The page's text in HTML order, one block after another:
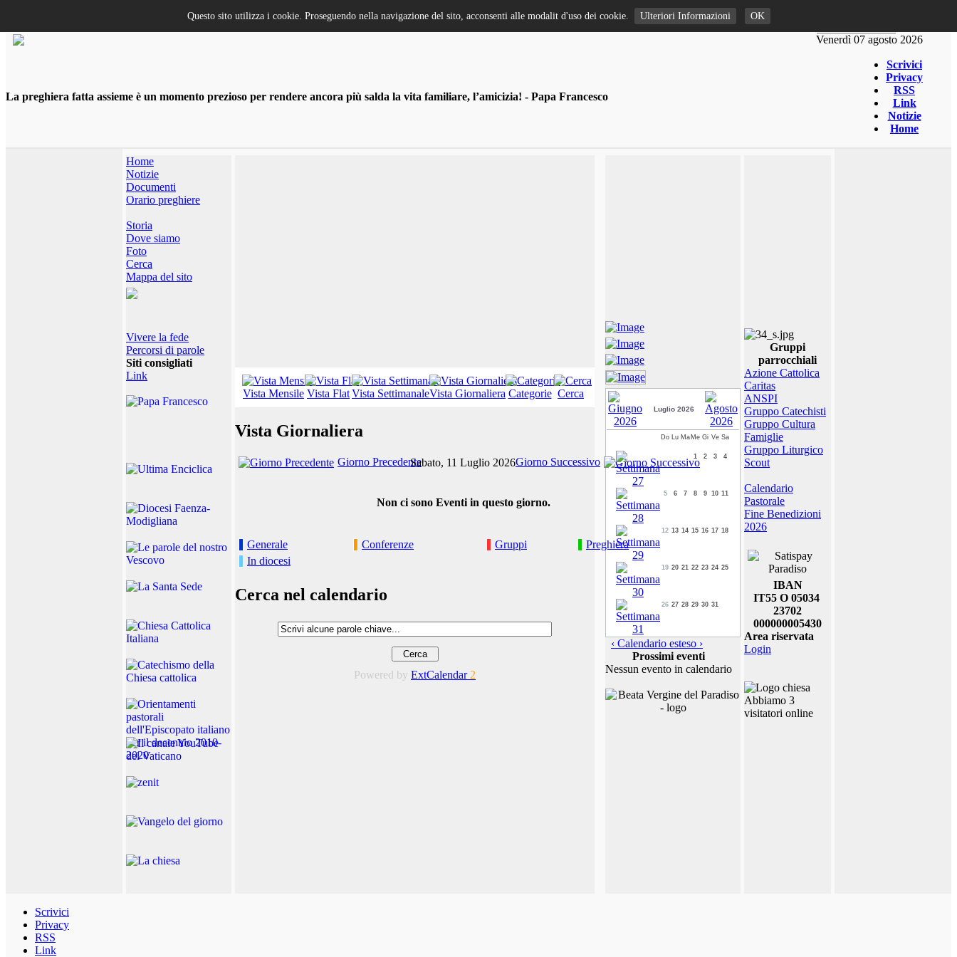
Venerdì 07 agosto 2026
La preghiera fatta assieme è un momento prezioso per rendere ancora più salda la vita familiare, l’amicizia! - Papa Francesco
Scrivici
Privacy
RSS
Link
Notizie
Home
Home
Notizie
Documenti
Orario preghiere
Storia
Dove siamo
Foto
Cerca
Mappa del sito
Vivere la fede
Percorsi di parole
Siti consigliati
Link
Vista Mensile Vista FlatVista SettimanaleVista Giornaliera Categorie Cerca
Vista Giornaliera
Giorno PrecedenteSabato, 11 Luglio 2026Giorno Successivo
Non ci sono Eventi in questo giorno.
Generale Conferenze Gruppi
Preghiera
In diocesi
Cerca nel calendario
Powered by ExtCalendar 2
Luglio 2026
Do Lu Ma Me Gi Ve Sa
1 2 3 4
5 6 7 8 9 10 11
12 13 14 15 16 17 18
19 20 21 22 23 24 25
26 27 28 29 30 31
‹ Calendario esteso ›
Prossimi eventi
Nessun evento in calendario
Gruppi
parrocchiali
Azione Cattolica
Caritas
ANSPI
Gruppo Catechisti
Gruppo Cultura
Famiglie
Gruppo Liturgico
Scout
Calendario
Pastorale
Fine Benedizioni
2026
IBAN
IT55 O 05034
23702
000000005430
Area riservata
Login
Abbiamo 3
visitatori online
Scrivici
Privacy
RSS
Link
Questo sito utilizza i cookie. Proseguendo nella navigazione del sito, acconsenti alle modalit d'uso dei cookie. Ulteriori Informazioni OK